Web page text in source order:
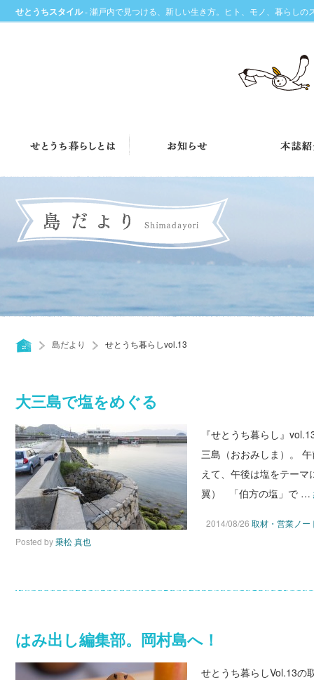
せとうちスタイル - 瀬戸内で見つける、新しい生き方。ヒト、モノ、暮らしの
島だより せとうち暮らしvol.13
大三島で塩をめぐる
Posted by乗松 真也
『せとうち暮らし』
三島（おおみしま）。
えて、午後は塩をテー
翼） 「伯方の塩」で …
2014/08/26 取材・営業ノー
はみ出し編集部。岡村島へ！
せとうち暮らしVol.13の